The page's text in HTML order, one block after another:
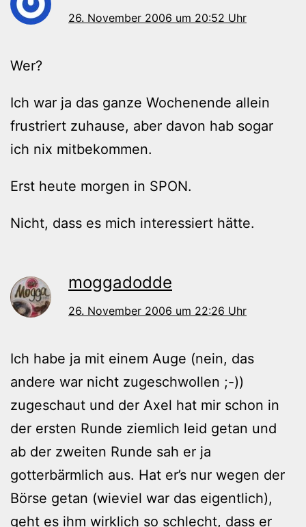
26. November 2006 um 20:52 Uhr
Wer?
Ich war ja das ganze Wochenende allein
frustriert zuhause, aber davon hab sogar
ich nix mitbekommen.
Erst heute morgen in SPON.
Nicht, dass es mich interessiert hätte.
moggadodde
26. November 2006 um 22:26 Uhr
Ich habe ja mit einem Auge (nein, das
andere war nicht zugeschwollen ;-))
zugeschaut und der Axel hat mir schon in
der ersten Runde ziemlich leid getan und
ab der zweiten Runde sah er ja
gotterbärmlich aus. Hat er’s nur wegen der
Börse getan (wieviel war das eigentlich),
geht es ihm wirklich so schlecht, dass er